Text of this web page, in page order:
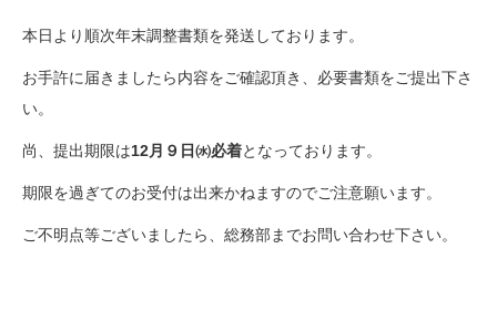
本日より順次年末調整書類を発送しております。
お手許に届きましたら内容をご確認頂き、必要書類をご提出下さ
い。
尚、提出期限は12月９日㈬必着となっております。
期限を過ぎてのお受付は出来かねますのでご注意願います。
ご不明点等ございましたら、総務部までお問い合わせ下さい。